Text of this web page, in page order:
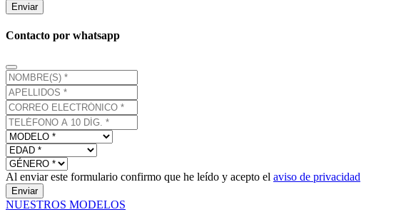
Enviar
Contacto por whatsapp
Al enviar este formulario confirmo que he leído y acepto el aviso de privacidad
Enviar
NUESTROS MODELOS